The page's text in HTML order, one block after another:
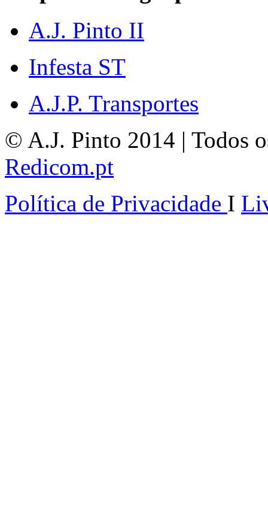
A.J. Pinto II
Infesta ST
A.J.P. Transportes
© A.J. Pinto 2014 | Todos
Redicom.pt
Política de Privacidade I